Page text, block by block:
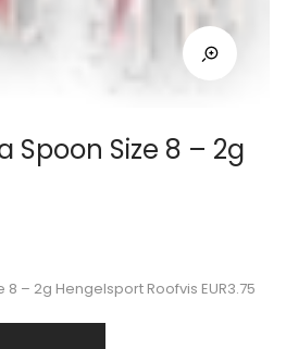
Spoon Size 8 – 2g
– 2g Hengelsport Roofvis EUR3.75